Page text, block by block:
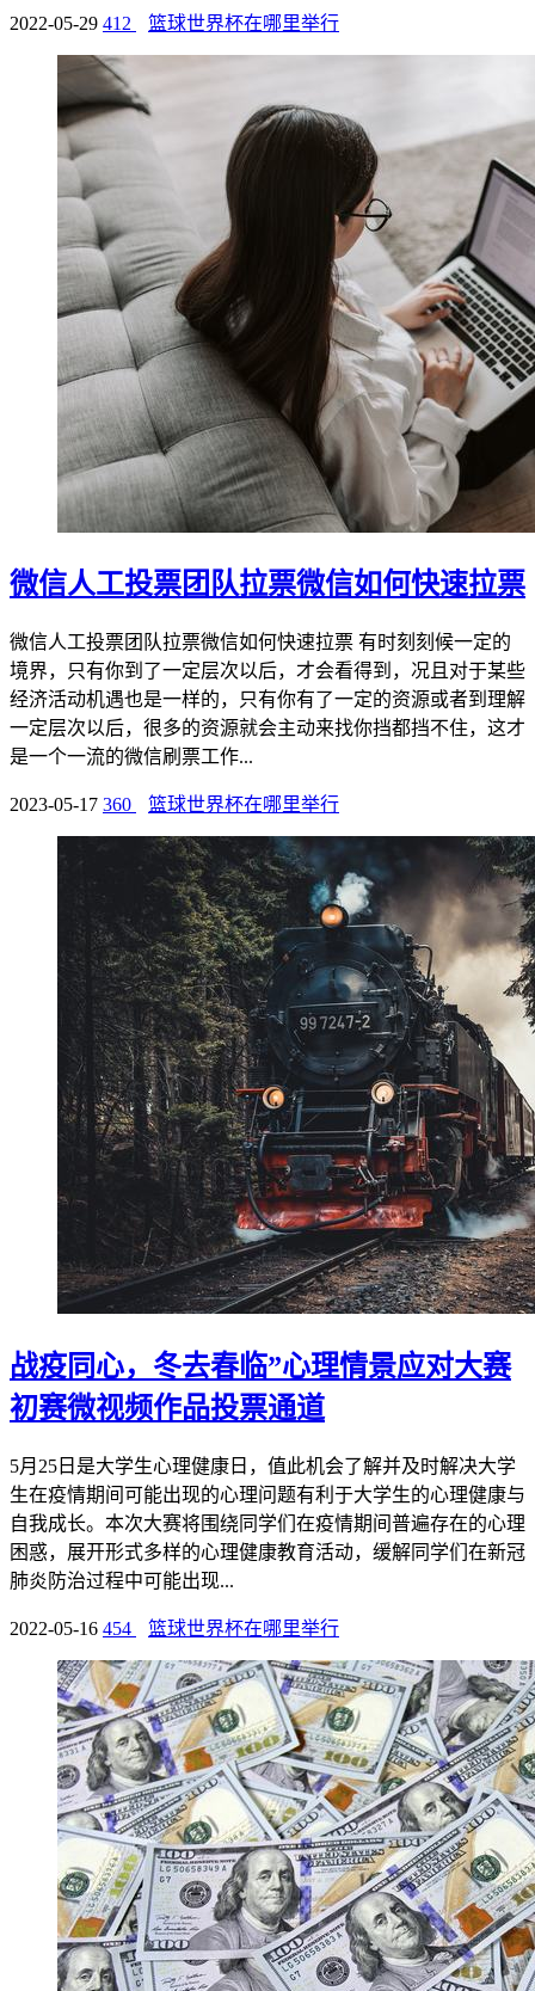
2022-05-29 412 篮球世界杯在哪里举行
微信人工投票团队拉票微信如何快速拉票
微信人工投票团队拉票微信如何快速拉票 有时刻刻候一定的
境界，只有你到了一定层次以后，才会看得到，况且对于某些
经济活动机遇也是一样的，只有你有了一定的资源或者到理解
一定层次以后，很多的资源就会主动来找你挡都挡不住，这才
是一个一流的微信刷票工作...
2023-05-17 360 篮球世界杯在哪里举行
战疫同心，冬去春临”心理情景应对大赛
初赛微视频作品投票通道
5月25日是大学生心理健康日，值此机会了解并及时解决大学
生在疫情期间可能出现的心理问题有利于大学生的心理健康与
自我成长。本次大赛将围绕同学们在疫情期间普遍存在的心理
困惑，展开形式多样的心理健康教育活动，缓解同学们在新冠
肺炎防治过程中可能出现...
2022-05-16 454 篮球世界杯在哪里举行